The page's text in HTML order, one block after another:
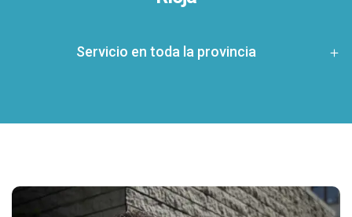
Servicio en toda la provincia